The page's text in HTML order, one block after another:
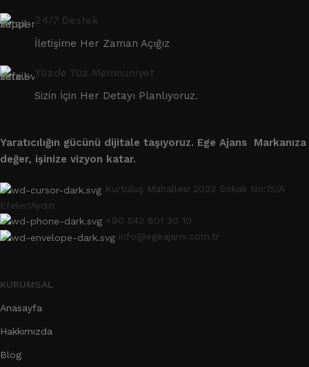
İletişime Her Zaman Açığız
Sizin İçin Her Detayı Planlıyoruz.
Yaratıcılığın gücünü dijitale taşıyoruz. Ege Ajans Markanıza
değer, işinize vizyon katar.
Kurtuluş Mahallesi 2023 Sokak No:15/A
Efeler/Aydın
+90 542 801 30 10
info@egeajans.com.tr
KURUMSAL
Anasayfa
Hakkımızda
Blog